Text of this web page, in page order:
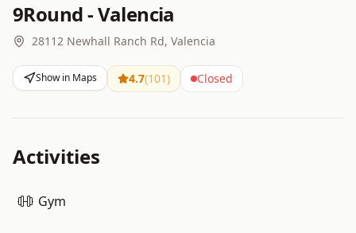
9Round - Valencia
28112 Newhall Ranch Rd, Valencia
Show in Maps 4.7(101) Closed
Activities
Gym